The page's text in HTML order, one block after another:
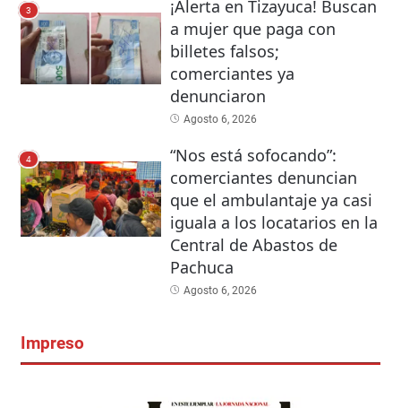
3
¡Alerta en Tizayuca! Buscan
a mujer que paga con
billetes falsos;
comerciantes ya
denunciaron
Agosto 6, 2026
4
“Nos está sofocando”:
comerciantes denuncian
que el ambulantaje ya casi
iguala a los locatarios en la
Central de Abastos de
Pachuca
Agosto 6, 2026
Impreso